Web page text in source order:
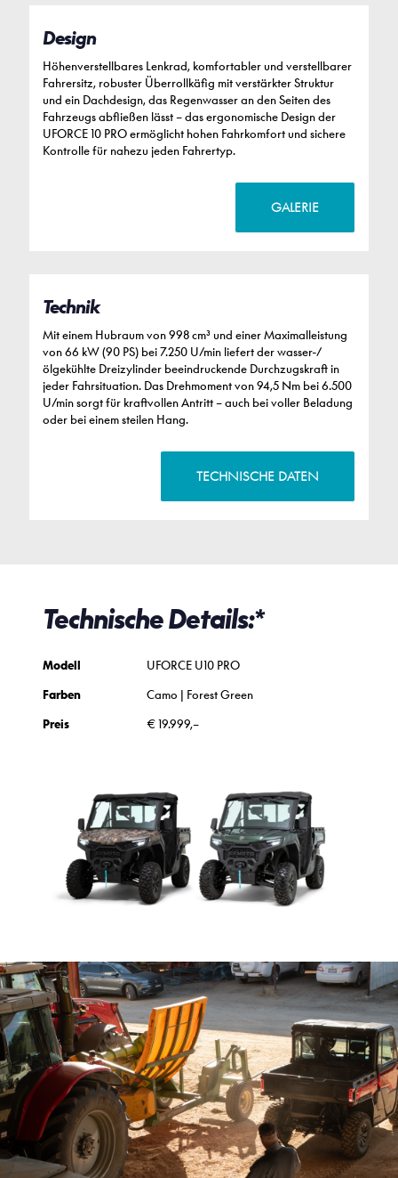
Design
Höhenverstellbares Lenkrad, komfortabler und verstellbarer
Fahrersitz, robuster Überrollkäfig mit verstärkter Struktur
und ein Dachdesign, das Regenwasser an den Seiten des
Fahrzeugs abfließen lässt – das ergonomische Design der
UFORCE 10 PRO ermöglicht hohen Fahrkomfort und sichere
Kontrolle für nahezu jeden Fahrertyp.
GALERIE
Technik
Mit einem Hubraum von 998 cm³ und einer Maximalleistung
von 66 kW (90 PS) bei 7.250 U/min liefert der wasser-/
ölgekühlte Dreizylinder beeindruckende Durchzugskraft in
jeder Fahrsituation. Das Drehmoment von 94,5 Nm bei 6.500
U/min sorgt für kraftvollen Antritt – auch bei voller Beladung
oder bei einem steilen Hang.
TECHNISCHE DATEN
Technische Details:*
Modell
Farben
Preis
UFORCE U10 PRO
Camo | Forest Green
€ 19.999,–